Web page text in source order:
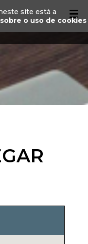
site está a
o uso de cookies